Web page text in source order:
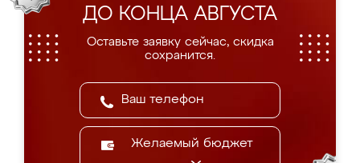
ДО КОНЦА АВГУСТА
Оставьте заявку сейчас, скидка
сохранится.
Желаемый бюджет